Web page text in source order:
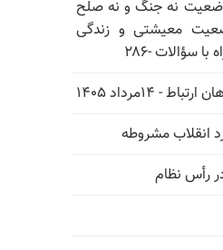
نه جنگ و نه صلح
معیشتی و زندگی
سؤالات -۲۸۶
- ۱۴مرداد ۱۴۰۵
رأس نظام